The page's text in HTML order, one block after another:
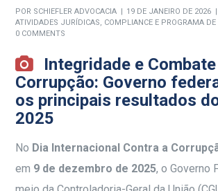
POR SCHIEFLER ADVOCACIA
19 DE JANEIRO DE 2026
ATIVIDADES JURÍDICAS, COMPLIANCE E PROGRAMA
0 COMMENTS
Integridade e
Corrupção: Governo
os principais resultados
2025
No Dia Internacional Contra a
em 9 de dezembro de 2025, o Governo